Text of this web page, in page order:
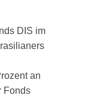
DIS im
an
Fonds